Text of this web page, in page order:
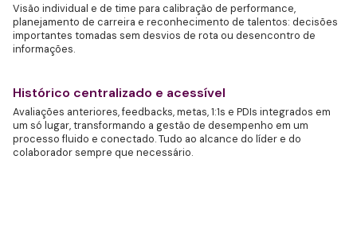
Visão individual e de time para calibração de performance,
planejamento de carreira e reconhecimento de talentos: decisões
importantes tomadas sem desvios de rota ou desencontro de
informações.
Histórico centralizado e acessível
Avaliações anteriores, feedbacks, metas, 1:1s e PDIs integrados em
um só lugar, transformando a gestão de desempenho em um
processo fluido e conectado. Tudo ao alcance do líder e do
colaborador sempre que necessário.